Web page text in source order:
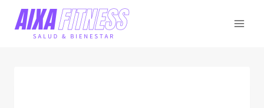
Saltar
contenido